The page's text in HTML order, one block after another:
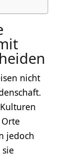
nicht
jedoch